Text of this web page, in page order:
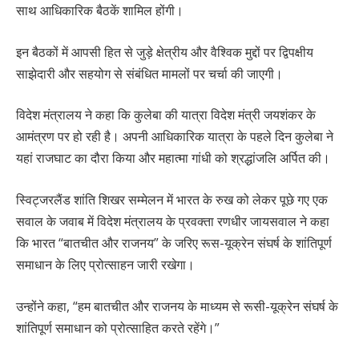
साथ आधिकारिक बैठकें शामिल होंगी।
इन बैठकों में आपसी हित से जुड़े क्षेत्रीय और वैश्विक मुद्दों पर द्विपक्षीय
साझेदारी और सहयोग से संबंधित मामलों पर चर्चा की जाएगी।
विदेश मंत्रालय ने कहा कि कुलेबा की यात्रा विदेश मंत्री जयशंकर के
आमंत्रण पर हो रही है। अपनी आधिकारिक यात्रा के पहले दिन कुलेबा ने
यहां राजघाट का दौरा किया और महात्मा गांधी को श्रद्धांजलि अर्पित की।
स्विट्जरलैंड शांति शिखर सम्मेलन में भारत के रुख को लेकर पूछे गए एक
सवाल के जवाब में विदेश मंत्रालय के प्रवक्ता रणधीर जायसवाल ने कहा
कि भारत “बातचीत और राजनय” के जरिए रूस-यूक्रेन संघर्ष के शांतिपूर्ण
समाधान के लिए प्रोत्साहन जारी रखेगा।
उन्होंने कहा, “हम बातचीत और राजनय के माध्यम से रूसी-यूक्रेन संघर्ष के
शांतिपूर्ण समाधान को प्रोत्साहित करते रहेंगे।”